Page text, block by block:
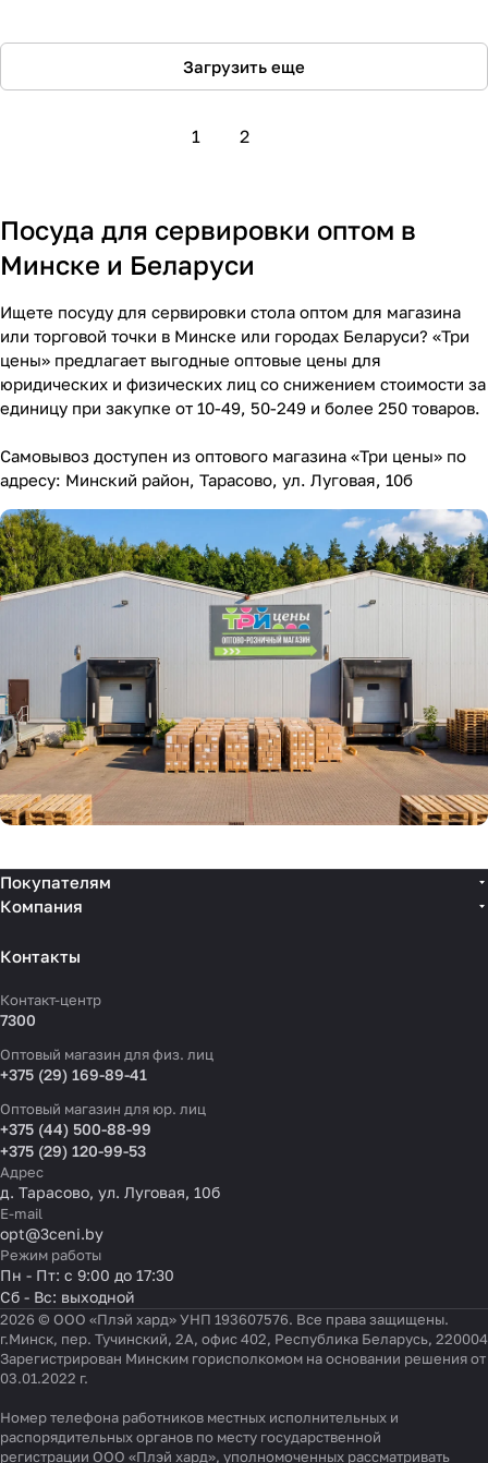
Загрузить еще
1 2
Посуда для сервировки оптом в
Минске и Беларуси
Ищете посуду для сервировки стола оптом для магазина
или торговой точки в Минске или городах Беларуси? «Три
цены» предлагает выгодные оптовые цены для
юридических и физических лиц со снижением стоимости за
единицу при закупке от 10-49, 50-249 и более 250 товаров.
Самовывоз доступен из оптового магазина «Три цены» по
адресу: Минский район, Тарасово, ул. Луговая, 10б
Покупателям
Компания
Контакты
Контакт-центр
7300
Оптовый магазин для физ. лиц
+375 (29) 169-89-41
Оптовый магазин для юр. лиц
+375 (44) 500-88-99
+375 (29) 120-99-53
Адрес
д. Тарасово, ул. Луговая, 10б
E-mail
opt@3ceni.by
Режим работы
Пн - Пт: с 9:00 до 17:30
Сб - Вс: выходной
2026 © ООО «Плэй хард» УНП 193607576. Все права защищены.
г.Минск, пер. Тучинский, 2А, офис 402, Республика Беларусь, 220004
Зарегистрирован Минским горисполкомом на основании решения от
03.01.2022 г.
Номер телефона работников местных исполнительных и
распорядительных органов по месту государственной
регистрации ООО «Плэй хард», уполномоченных рассматривать